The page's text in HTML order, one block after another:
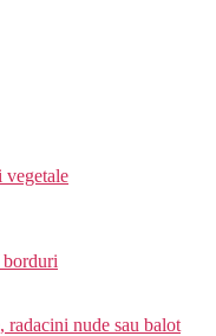
vegetale
borduri
radacini nude sau balot